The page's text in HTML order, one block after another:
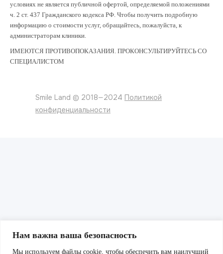
Нам важна ваша безопасность
Мы используем файлы cookie, чтобы обеспечить вам наилучший
условиях не является публичной офертой, определяемой положениями
ч. 2 ст. 437 Гражданского кодекса РФ. Чтобы получить подробную
информацию о стоимости услуг, обращайтесь, пожалуйста, к
администраторам клиники.
ИМЕЮТСЯ ПРОТИВОПОКАЗАНИЯ. ПРОКОНСУЛЬТИРУЙТЕСЬ СО
СПЕЦИАЛИСТОМ
Smile Land © 2018—2024 Политикой
конфиденциальности